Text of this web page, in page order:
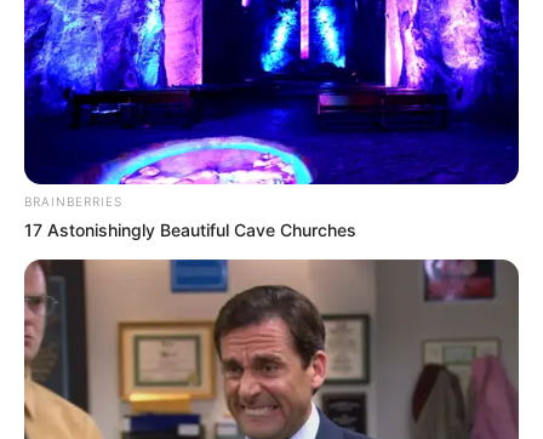
BRAINBERRIES
17 Astonishingly Beautiful Cave Churches